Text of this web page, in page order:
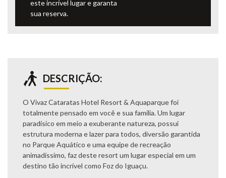
este incrível lugar e garanta
sua reserva.
DESCRIÇÃO:
O Vivaz Cataratas Hotel Resort & Aquaparque foi
totalmente pensado em você e sua família. Um lugar
paradísico em meio a exuberante natureza, possui
estrutura moderna e lazer para todos, diversão garantida
no Parque Aquático e uma equipe de recreação
animadíssimo, faz deste resort um lugar especial em um
destino tão incrível como Foz do Iguaçu.